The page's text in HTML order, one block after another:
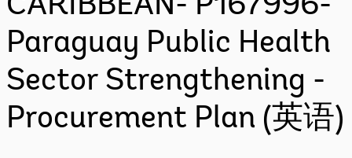
CARIBBEAN- P167996-
Paraguay Public Health
Sector Strengthening -
Procurement Plan (英语)